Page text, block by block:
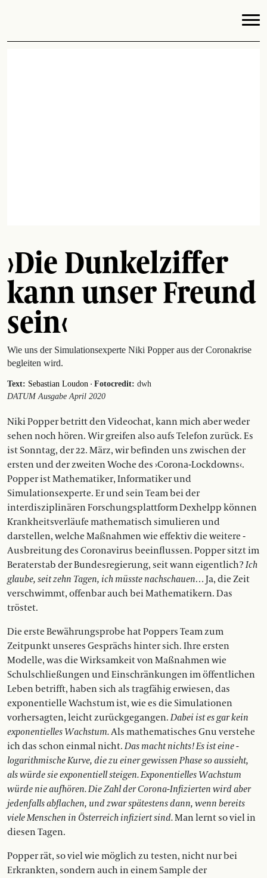
›Die Dunkelziffer
kann unser Freund
sein‹
Wie uns der Simulationsexperte Niki Popper aus der Coronakrise
begleiten wird.
Text: Sebastian Loudon · Fotocredit: dwh
DATUM Ausgabe April 2020
Niki Popper betritt den Videochat, kann mich aber weder
sehen noch hören. Wir greifen also aufs Telefon zurück. Es
ist Sonntag, der 22. März, wir befinden uns zwischen der
ersten und der zweiten Woche des ›Corona-­Lockdowns‹.
Popper ist Mathematiker, Informatiker und
Simulationsexperte. Er und sein Team bei der
interdisziplinären Forschungsplattform Dexhelpp können
Krankheitsverläufe mathe­matisch simulieren und
darstellen, welche Maßnahmen wie effektiv die weitere ­
Ausbreitung des Coronavirus beeinflussen. Popper sitzt im
Beraterstab der Bundesregierung, seit wann eigentlich?Ich
glaube, seit zehn Tagen, ich müsste nachschauen… Ja, die Zeit
verschwimmt, offenbar auch bei Mathematikern. Das
tröstet.
Die erste Bewährungsprobe hat Poppers Team zum
Zeitpunkt unseres Gesprächs hinter sich. Ihre ­ersten
Modelle, was die Wirksamkeit von Maßnahmen wie
Schulschließungen und Einschränkungen im öffent­lichen
Leben betrifft, haben sich als tragfähig erwiesen, das
exponentielle Wachstum ist, wie es die Simulationen
vorher­sagten, leicht zurückgegangen.Dabei ist es gar kein
exponen­tielles Wachstum.Als mathematisches Gnu verstehe
ich das schon einmal nicht.Das macht nichts! Es ist eine ­
logarithmische Kurve, die zu einer ge­wissen Phase so aussieht,
als würde sie exponentiell steigen. Ex­ponentielles Wachstum
würde nie auf­hören. Die Zahl der Corona-Infizierten wird aber
jedenfalls abflachen, und zwar spätestens dann, wenn bereits
viele Menschen in Österreich infiziert sind.Man lernt so viel in
diesen Tagen.
Popper rät, so viel wie möglich zu testen, nicht nur bei
Erkrankten, sondern auch in einem Sample der